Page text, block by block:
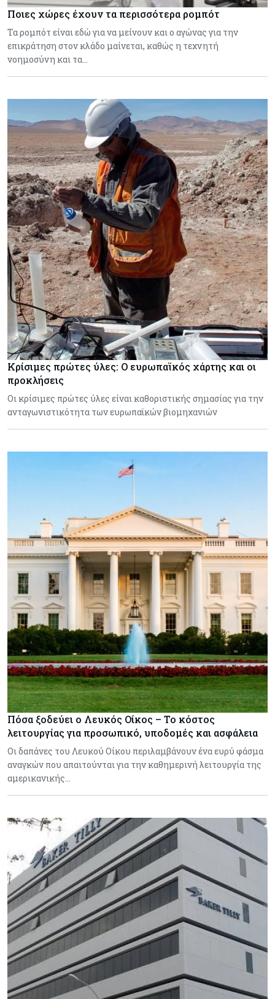
Ποιες χώρες έχουν τα περισσότερα ρομπότ
Τα ρομπότ είναι εδώ για να μείνουν και ο αγώνας για την
επικράτηση στον κλάδο μαίνεται, καθώς η τεχνητή
νοημοσύνη και τα…
Κρίσιμες πρώτες ύλες: Ο ευρωπαϊκός χάρτης και οι
προκλήσεις
Οι κρίσιμες πρώτες ύλες είναι καθοριστικής σημασίας για την
ανταγωνιστικότητα των ευρωπαϊκών βιομηχανιών
Πόσα ξοδεύει ο Λευκός Οίκος – Το κόστος
λειτουργίας για προσωπικό, υποδομές και ασφάλεια
Οι δαπάνες του Λευκού Οίκου περιλαμβάνουν ένα ευρύ φάσμα
αναγκών που απαιτούνται για την καθημερινή λειτουργία της
αμερικανικής…